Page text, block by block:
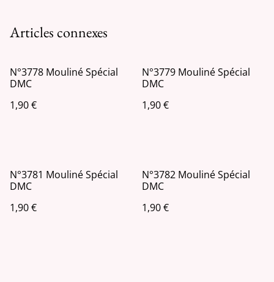
Articles connexes
N°3778 Mouliné Spécial
DMC
1,90 €
N°3779 Mouliné Spécial
DMC
1,90 €
N°3781 Mouliné Spécial
DMC
1,90 €
N°3782 Mouliné Spécial
DMC
1,90 €